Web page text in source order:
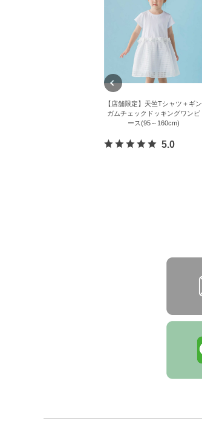
【店舗限定】天竺Tシャツ＋ギン
ガムチェックドッキングワンピ
ース(95～160cm)
5.0